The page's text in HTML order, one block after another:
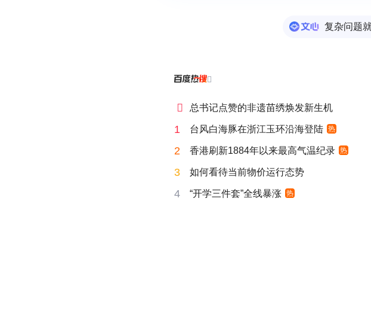
复杂问题

 总书记点赞的非遗苗绣焕发新生机
1 台风白海豚在浙江玉环沿海登陆 热
2 香港刷新1884年以来最高气温纪录 热
3 如何看待当前物价运行态势
4 “开学三件套”全线暴涨 热